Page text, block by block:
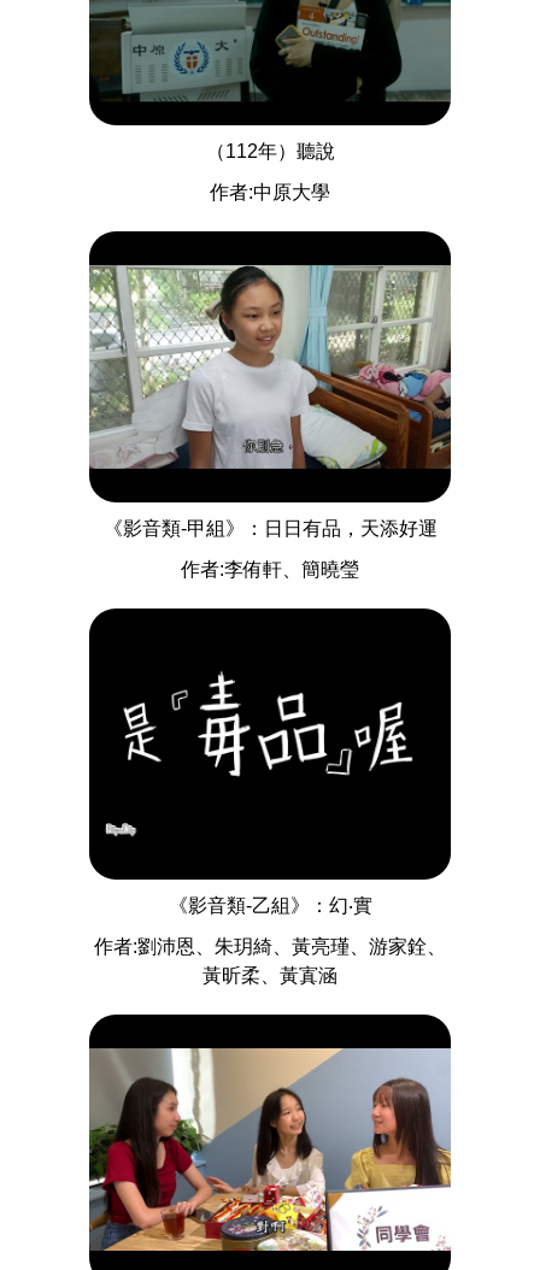
（112年）聽說
作者:中原大學
《影音類-甲組》：日日有品，天添好運
作者:李侑軒、簡曉瑩
《影音類-乙組》：幻‧實
作者:劉沛恩、朱玥綺、黃亮瑾、游家銓、
黃昕柔、黃寘涵